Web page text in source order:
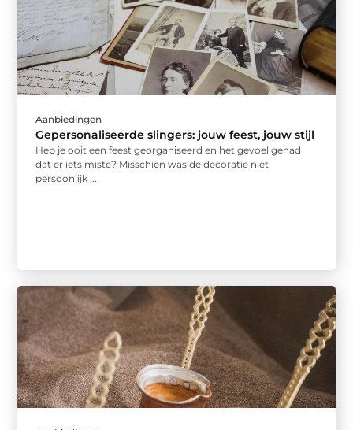
Aanbiedingen
Gepersonaliseerde slingers: jouw feest, jouw stijl
Heb je ooit een feest georganiseerd en het gevoel gehad
dat er iets miste? Misschien was de decoratie niet
persoonlijk ...